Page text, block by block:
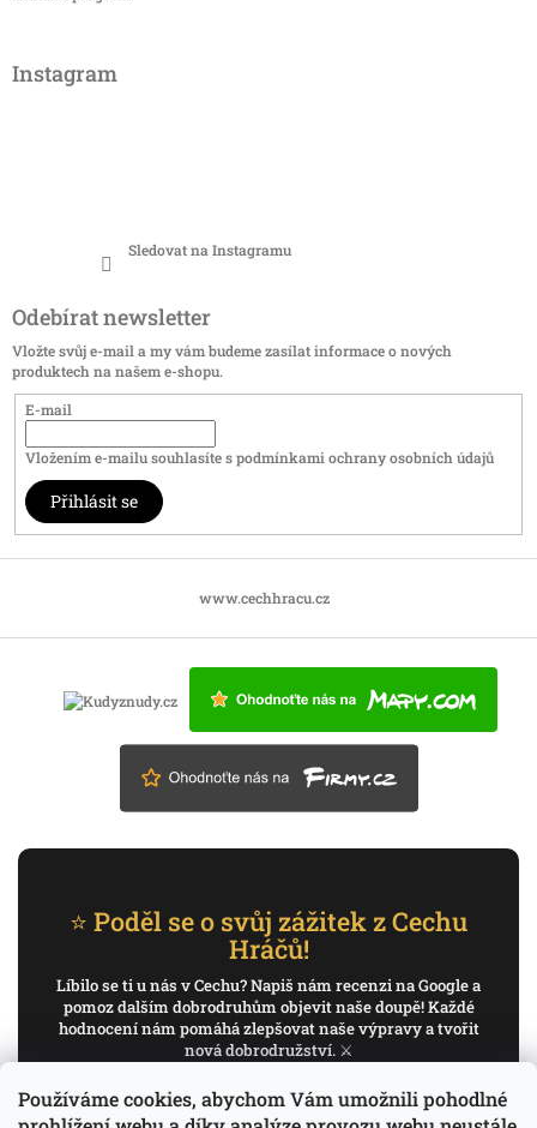
Používáme cookies, abychom Vám umožnili pohodlné
Instagram
Sledovat na Instagramu
Odebírat newsletter
Vložte svůj e-mail a my vám budeme zasílat informace o nových
produktech na našem e-shopu.
E-mail
Vložením e-mailu souhlasíte spodmínkami ochrany osobních údajů
Přihlásit se
www.cechhracu.cz
⭐ Poděl se o svůj zážitek z Cechu
Hráčů!
Líbilo se ti u nás v Cechu? Napiš nám recenzi na Google a
pomoz dalším dobrodruhům objevit naše doupě! Každé
hodnocení nám pomáhá zlepšovat naše výpravy a tvořit
nová dobrodružství. ⚔️
✍️ Napiš recenzi na Google